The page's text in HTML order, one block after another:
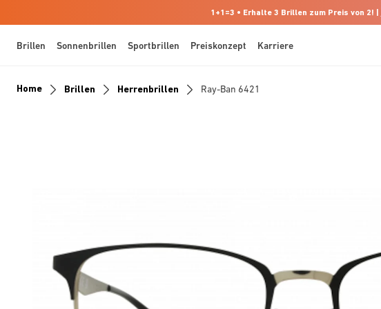
1+1=3 • Erhalte 3 Brillen zum Preis von 2! |
Brillen Sonnenbrillen Sportbrillen Preiskonzept Karriere
Home Brillen Herrenbrillen Ray-Ban 6421